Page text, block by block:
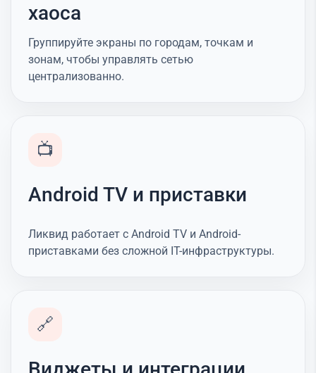
хаоса
Группируйте экраны по городам, точкам и
зонам, чтобы управлять сетью
централизованно.
📺
Android TV и приставки
Ликвид работает с Android TV и Android-
приставками без сложной IT-инфраструктуры.
🔗